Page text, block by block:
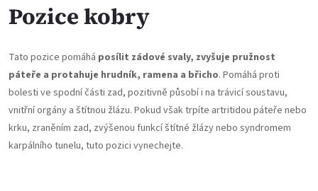
Pozice kobry
Tato pozice pomáhá posílit zádové svaly, zvyšuje pružnost
páteře a protahuje hrudník, ramena a břicho. Pomáhá proti
bolesti ve spodní části zad, pozitivně působí i na trávicí soustavu,
vnitřní orgány a štítnou žlázu. Pokud však trpíte artritidou páteře nebo
krku, zraněním zad, zvýšenou funkcí štítné žlázy nebo syndromem
karpálního tunelu, tuto pozici vynechejte.